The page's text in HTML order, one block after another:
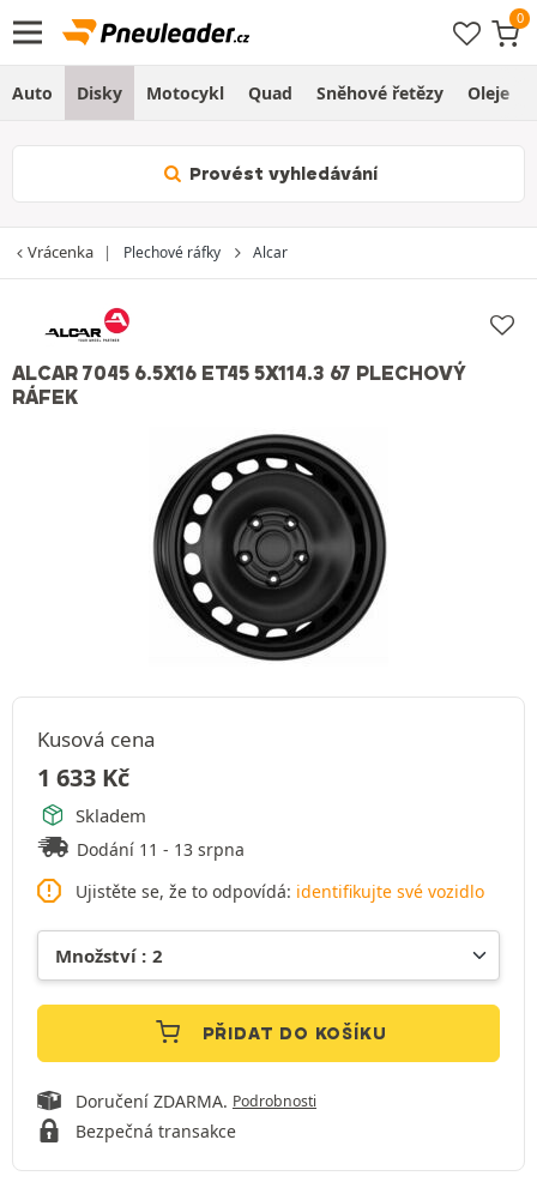
Auto Disky Motocykl Quad Sněhové řetězy Oleje
Provést vyhledávání
Vrácenka Plechové ráfky Alcar
ALCAR 7045 6.5X16 ET45 5X114.3 67 PLECHOVÝ
RÁFEK
Kusová cena
1 633 Kč
Skladem
Dodání 11 - 13 srpna
Ujistěte se, že to odpovídá: identifikujte své vozidlo
PŘIDAT DO KOŠÍKU
Doručení ZDARMA. Podrobnosti
Bezpečná transakce